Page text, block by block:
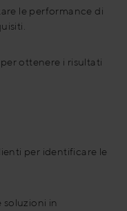
le performance di
ottenere i risultati
per identificare le
soluzioni in